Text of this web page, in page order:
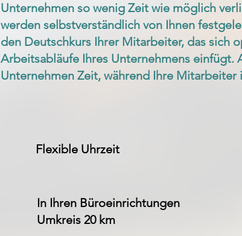
Unternehmen so wenig Zeit wie möglich
werden selbstverständlich von Ihnen
den Deutschkurs Ihrer Mitarbeiter, das sich
Arbeitsabläufe Ihres Unternehmens einfügt.
Unternehmen Zeit, während Ihre
Flexible Uhrzeit
In Ihren Büroeinrichtungen
Umkreis 20 km